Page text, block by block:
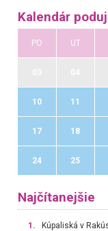
Kalendár
PO UT
10 11
17 18
24 25
Najčítanejšie
1. Kúpaliská v